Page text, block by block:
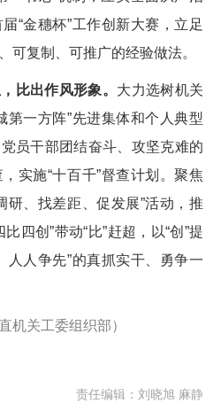
“金穗杯”工作创新大赛，立足
可复制、可推广的经验做法。
比出作风形象。 大力选树机关
第一方阵”先进集体和个人典型
员干部团结奋斗、攻坚克难的
实施“十百千”督查计划。聚焦
研、找差距、促发展”活动，推
四创”带动“比”赶超，以“创”提
人人争先”的真抓实干、勇争一
机关工委组织部）
责任编辑：刘晓旭 麻静